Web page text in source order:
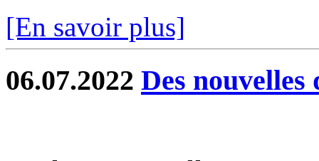
[En savoir plus]
06.07.2022 Des